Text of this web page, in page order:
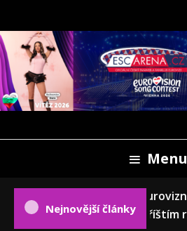
To
Content
ESCARENA.CZ
Menu
Nejnovější články
příštím